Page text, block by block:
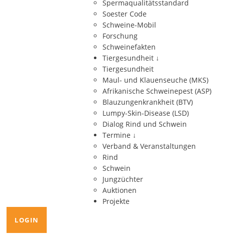
Spermaqualitätsstandard
Soester Code
Schweine-Mobil
Forschung
Schweinefakten
Tiergesundheit ↓
Tiergesundheit
Maul- und Klauenseuche (MKS)
Afrikanische Schweinepest (ASP)
Blauzungenkrankheit (BTV)
Lumpy-Skin-Disease (LSD)
Dialog Rind und Schwein
Termine ↓
Verband & Veranstaltungen
Rind
Schwein
Jungzüchter
Auktionen
Projekte
LOGIN